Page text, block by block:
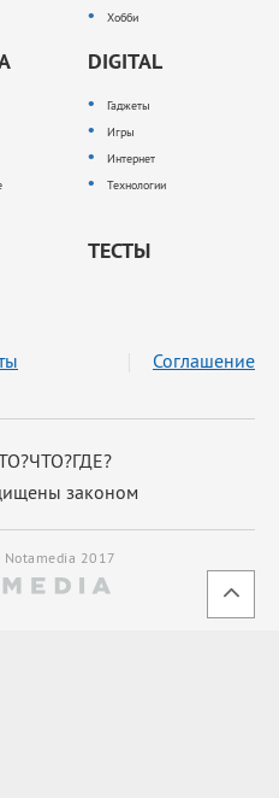
Хобби
DIGITAL
Гаджеты
Игры
Интернет
Технологии
ТЕСТЫ
законом
Соглашение
Notamedia 2017